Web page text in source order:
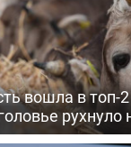
вошла в топ-
рухнуло